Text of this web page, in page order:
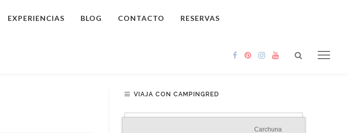
EXPERIENCIAS BLOG CONTACTO RESERVAS
VIAJA CON CAMPINGRED
Carchuna